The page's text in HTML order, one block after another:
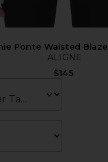
Ponte Waisted
ALIGNE
$145